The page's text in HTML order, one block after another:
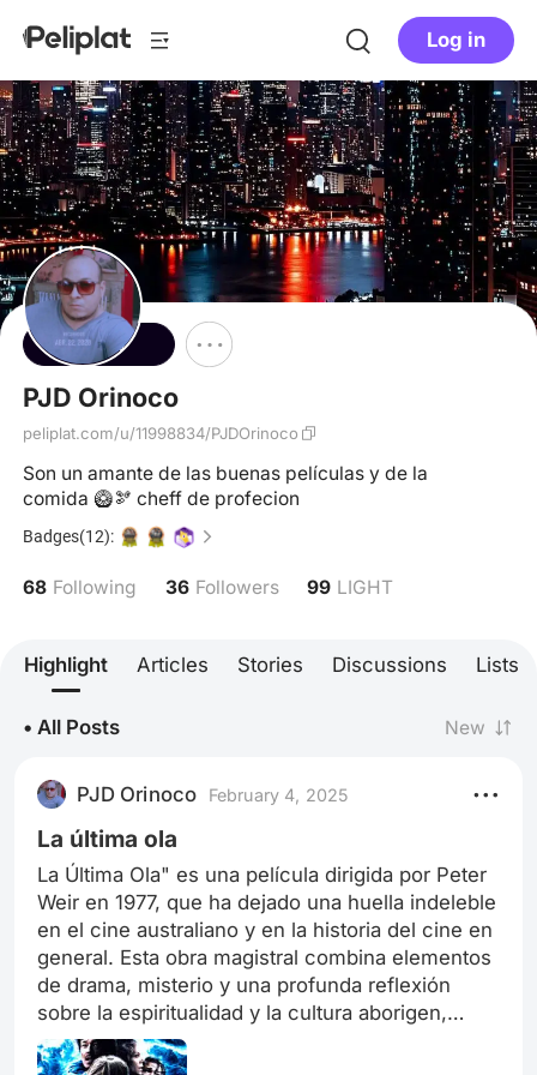
Log in
Follow
PJD Orinoco
peliplat.com/u/11998834/PJDOrinoco
Son un amante de las buenas películas y de la
comida 🥝🫘 cheff de profecion
Badges(12):
68 Following 36 Followers 99 LIGHT
Highlight Articles Stories Discussions Lists
• All Posts New
PJD Orinoco February 4, 2025
La última ola
La Última Ola" es una película dirigida por Peter
Weir en 1977, que ha dejado una huella indeleble
en el cine australiano y en la historia del cine en
general. Esta obra magistral combina elementos
de drama, misterio y una profunda reflexión
sobre la espiritualidad y la cultura aborigen,
creando una narrativa rica y evocadora. La
historia gira en torno a un grupo de abogados